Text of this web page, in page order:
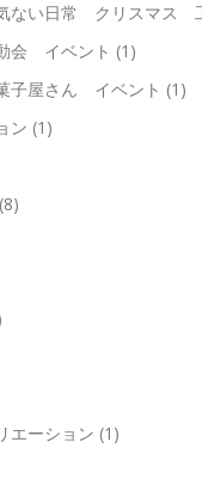
ない日常 クリスマス
会 イベント (1)
子屋さん イベント (1)
ン (1)
(8)
ーション (1)